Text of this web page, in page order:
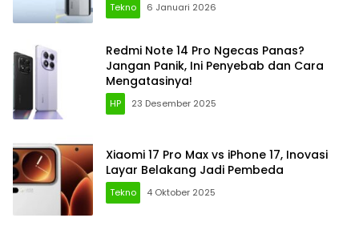
Tekno 6 Januari 2026
Redmi Note 14 Pro Ngecas Panas?
Jangan Panik, Ini Penyebab dan Cara
Mengatasinya!
HP 23 Desember 2025
Xiaomi 17 Pro Max vs iPhone 17, Inovasi
Layar Belakang Jadi Pembeda
Tekno 4 Oktober 2025